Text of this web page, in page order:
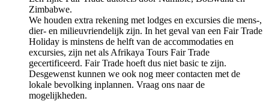
Zimbabwe.
We houden extra rekening met lodges en excursies die mens-,
dier- en milieuvriendelijk zijn. In het geval van een Fair Trade
Holiday is minstens de helft van de accommodaties en
excursies, zijn net als Afrikaya Tours Fair Trade
gecertificeerd. Fair Trade hoeft dus niet basic te zijn.
Desgewenst kunnen we ook nog meer contacten met de
lokale bevolking inplannen. Vraag ons naar de
mogelijkheden.